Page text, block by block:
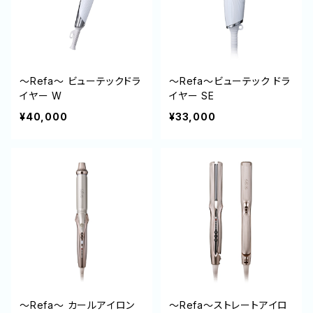
～Refa～ ビューテックドラ
イヤー W
¥40,000
～Refa～ビューテック ドラ
イヤー SE
¥33,000
～Refa～ カールアイロン
～Refa～ストレートアイロ